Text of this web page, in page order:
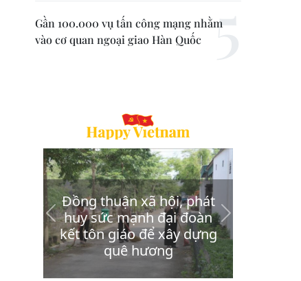
Gần 100.000 vụ tấn công mạng nhằm
vào cơ quan ngoại giao Hàn Quốc